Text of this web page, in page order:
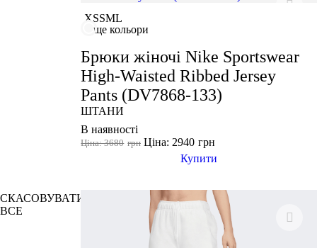
СКАСОВУВАТИ
ВСЕ
XSSML
ще кольори
Брюки жіночі Nike Sportswear
High-Waisted Ribbed Jersey
Pants (DV7868-133)
ШТАНИ
В наявності
грн
Ціна: 3680 грн
Ціна: 2940
Купити